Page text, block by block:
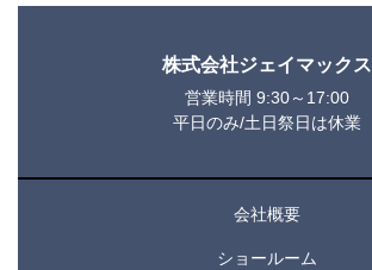
株式会社ジェイマックス
営業時間 9:30～17:00
平日のみ/土日祭日は休業
会社概要
ショールーム